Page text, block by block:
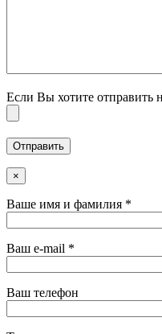
Если Вы хотите отправить
×
Ваше имя и фамилия *
Ваш e-mail *
Ваш телефон